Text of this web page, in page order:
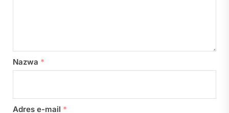
Nazwa *
Adres e-mail *